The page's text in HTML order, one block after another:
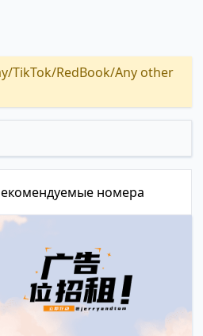
TikTok/RedBook/Any other
номера